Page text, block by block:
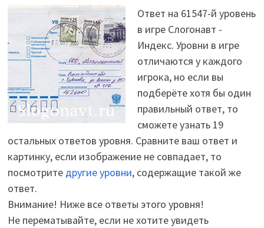
Ответ на 61547-й уровень
в игре Слогонавт -
Индекс. Уровни в игре
отличаются у каждого
игрока, но если вы
подберёте хотя бы один
правильный ответ, то
сможете узнать 19
остальных ответов уровня. Сравните ваш ответ и
картинку, если изображение не совпадает, то
посмотрите другие уровни, содержащие такой же
ответ.
Внимание! Ниже все ответы этого уровня!
Не перематывайте, если не хотите увидеть